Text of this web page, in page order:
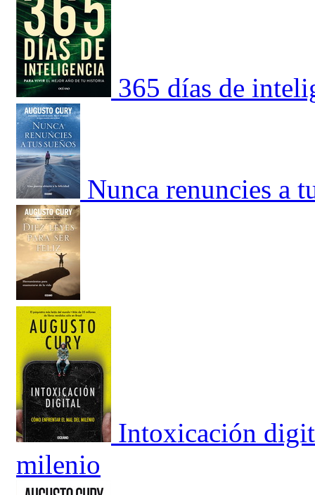
365 días de
Nunca renuncies a
Intoxicación
milenio